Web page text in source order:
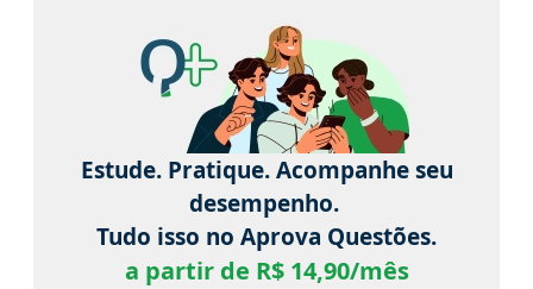
Estude. Pratique. Acompanhe seu
desempenho.
Tudo isso no Aprova Questões.
a partir de R$ 14,90/mês